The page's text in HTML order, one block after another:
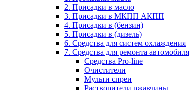
2. Присадки в масло
3. Присадки в МКПП АКПП
4. Присадки в (бензин)
5. Присадки в (дизель)
6. Средства для систем охлаждения
7. Средства для ремонта автомобиля
Средства Pro-line
Очистители
Мульти спреи
Растворители ржавчины